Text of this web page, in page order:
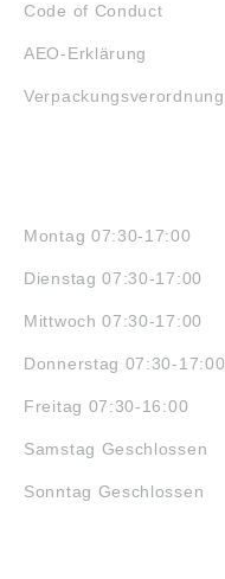
Code of Conduct
AEO-Erklärung
Verpackungsverordnung
Montag 07:30-17:00
Dienstag 07:30-17:00
Mittwoch 07:30-17:00
Donnerstag 07:30-17:00
Freitag 07:30-16:00
Samstag Geschlossen
Sonntag Geschlossen